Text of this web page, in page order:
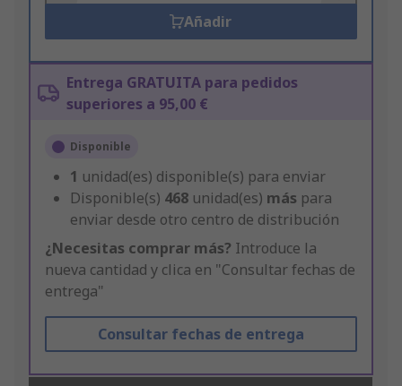
Añadir
Entrega GRATUITA para pedidos
superiores a 95,00 €
Disponible
1 unidad(es) disponible(s) para enviar
Disponible(s) 468 unidad(es) más para
enviar desde otro centro de distribución
¿Necesitas comprar más? Introduce la
nueva cantidad y clica en "Consultar fechas de
entrega"
Consultar fechas de entrega